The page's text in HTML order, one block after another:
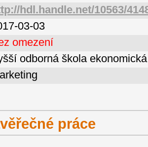
hdl.handle.net/10563/
03-03
omezení
odborná škola ekonomická
práce